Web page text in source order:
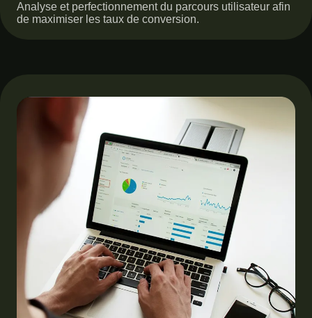
Analyse et perfectionnement du parcours utilisateur afin
de maximiser les taux de conversion.